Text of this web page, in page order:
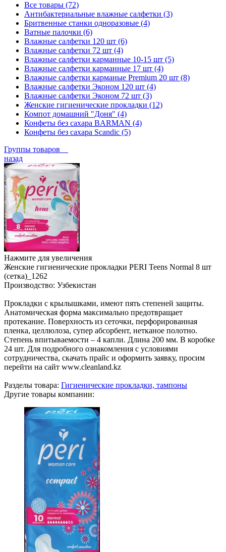
Все товары (72)
Антибактериальные влажные салфетки (3)
Бритвенные станки одноразовые (4)
Ватные палочки (6)
Влажные салфетки 120 шт (6)
Влажные салфетки 72 шт (4)
Влажные салфетки карманные 10-15 шт (5)
Влажные салфетки карманные 17 шт (4)
Влажные салфетки карманые Premium 20 шт (8)
Влажные салфетки Эконом 120 шт (4)
Влажные салфетки Эконом 72 шт (3)
Женские гигиенические прокладки (12)
Компот домашний "Доня" (4)
Конфеты без сахара BARMAN (4)
Конфеты без сахара Scandic (5)
Группы товаров
назад
Нажмите для увеличения
Женские гигиенические прокладки PERI Teens Normal 8 шт
(сетка)_1262
Производство: Узбекистан
Прокладки с крылышками, имеют пять степеней защиты.
Анатомическая форма максимально предотвращает
протекание. Поверхность из сеточки, перфорированная
пленка, целлюлоза, супер абсорбент, нетканое полотно.
Степень впитываемости – 4 капли. Длина 200 мм. В коробке
24 шт. Для подробного ознакомления с условиями
сотрудничества, скачать прайс и оформить заявку, просим
перейти на сайт www.cleanland.kz
Разделы товара: Гигиенические прокладки, тампоны
Другие товары компании: